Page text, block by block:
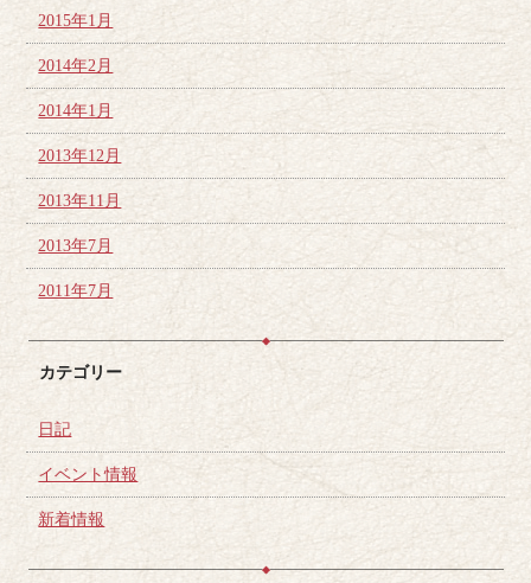
2015年1月
2014年2月
2014年1月
2013年12月
2013年11月
2013年7月
2011年7月
カテゴリー
日記
イベント情報
新着情報